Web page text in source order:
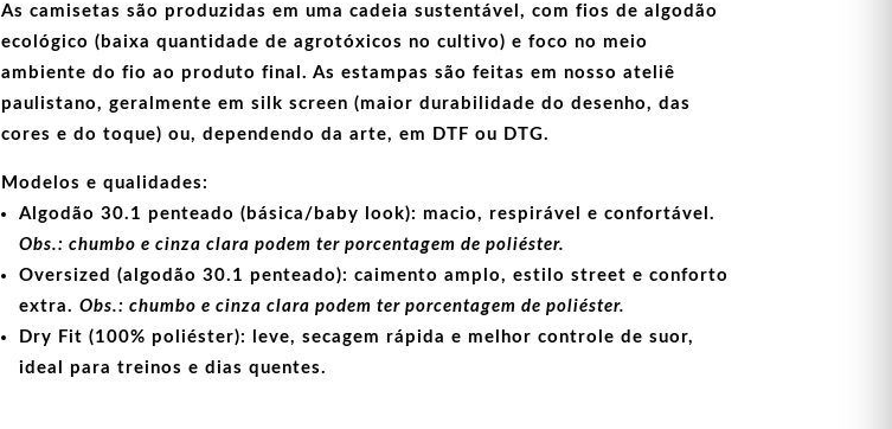
As camisetas são produzidas em uma cadeia sustentável, com fios de algodão
ecológico (baixa quantidade de agrotóxicos no cultivo) e foco no meio
ambiente do fio ao produto final. As estampas são feitas em nosso ateliê
paulistano, geralmente em silk screen (maior durabilidade do desenho, das
cores e do toque) ou, dependendo da arte, em
DTF ou DTG.
Modelos e qualidades:
Algodão 30.1 penteado (básica/baby look): macio, respirável e confortável.
Obs.: chumbo e cinza clara podem ter porcentagem de poliéster.
Oversized (algodão 30.1 penteado): caimento amplo, estilo street e conforto
extra. Obs.: chumbo e cinza clara podem ter porcentagem de poliéster.
Dry Fit (100% poliéster):
leve, secagem rápida e melhor controle de suor,
ideal para treinos e dias quentes.